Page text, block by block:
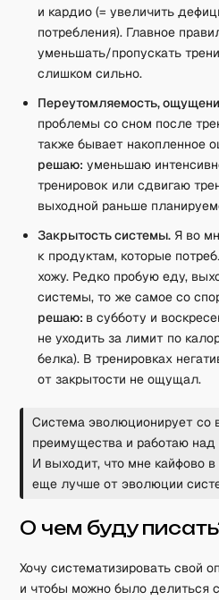
и кардио (= увеличить
потребления). Главное
уменьшать/пропускать
слишком сильно.
Переутомляемость,
проблемы со сном после
также бывает накопленное
решаю: уменьшаю
тренировок или сдвигаю
выходной раньше
Закрытость системы. Я во
к продуктам, которые
хожу. Редко пробую еду,
системы, то же самое со
решаю: в субботу и
не уходить за лимит по
белка). В тренировках
от закрытости не ощущал.
Система эволюционирует
преимущества и работаю над
И выходит, что мне кайфово в
еще лучше от эволюции
О чем буду
Хочу систематизировать свой
и чтобы можно было делиться